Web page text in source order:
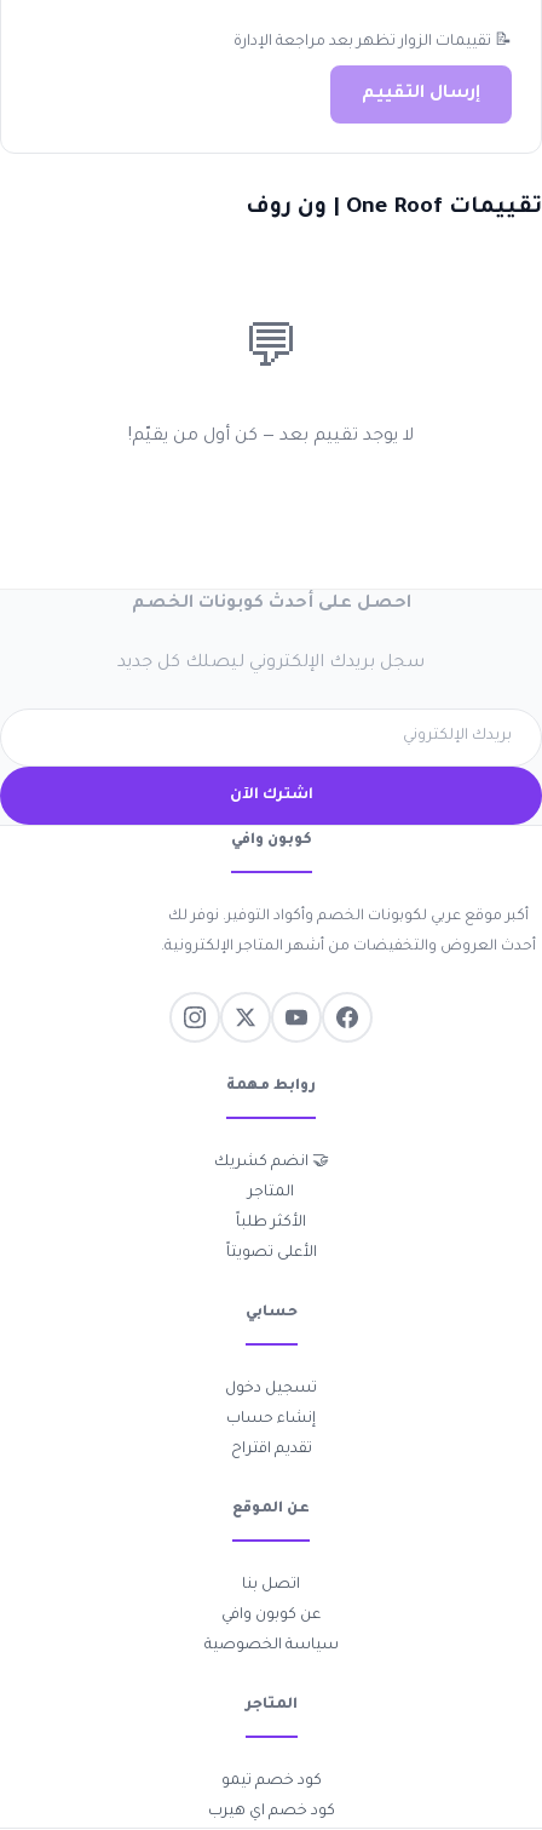
📝 تقييمات الزوار تظهر بعد مراجعة الإدارة
إرسال التقييم
تقييمات One Roof | ون روف
💬
لا يوجد تقييم بعد — كن أول من يقيّم!
احصل على أحدث كوبونات الخصم
سجل بريدك الإلكتروني ليصلك كل جديد
اشترك الآن
كوبون وافي
أكبر موقع عربي لكوبونات الخصم وأكواد التوفير. نوفر لك
أحدث العروض والتخفيضات من أشهر المتاجر الإلكترونية.
روابط مهمة
🤝 انضم كشريك
المتاجر
الأكثر طلباً
الأعلى تصويتاً
حسابي
تسجيل دخول
إنشاء حساب
تقديم اقتراح
عن الموقع
اتصل بنا
عن كوبون وافي
سياسة الخصوصية
المتاجر
كود خصم تيمو
كود خصم اي هيرب